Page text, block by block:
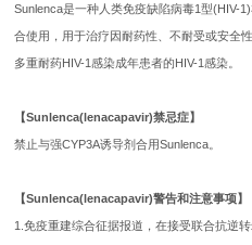
Sunlenca是一种人类免疫缺陷病毒1型(HIV-
合使用，用于治疗因耐药性、不耐受或安全
多重耐药HIV-1感染成年患者的HIV-1感染。
【Sunlenca(lenacapavir)禁忌症】
禁止与强CYP3A诱导剂合用Sunlenca。
【Sunlenca(lenacapavir)警告和注意事项】
1.免疫重建综合征据报道，在接受联合抗逆